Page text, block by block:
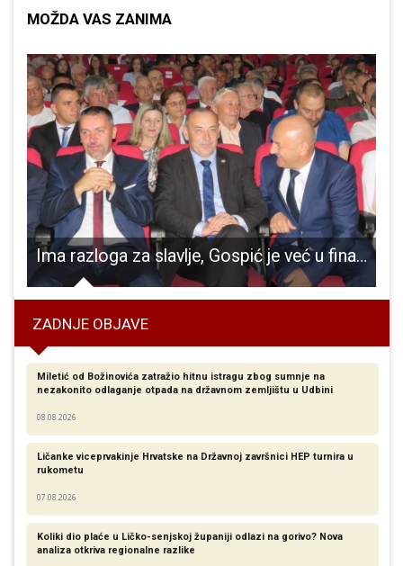
MOŽDA VAS ZANIMA
Ima razloga za slavlje, Gospić je već u financijskom plusu, najavljuju se brojni projekti
ZADNJE OBJAVE
Miletić od Božinovića zatražio hitnu istragu zbog sumnje na
nezakonito odlaganje otpada na državnom zemljištu u Udbini
08.08.2026
Ličanke viceprvakinje Hrvatske na Državnoj završnici HEP turnira u
rukometu
07.08.2026
Koliki dio plaće u Ličko-senjskoj županiji odlazi na gorivo? Nova
analiza otkriva regionalne razlike​